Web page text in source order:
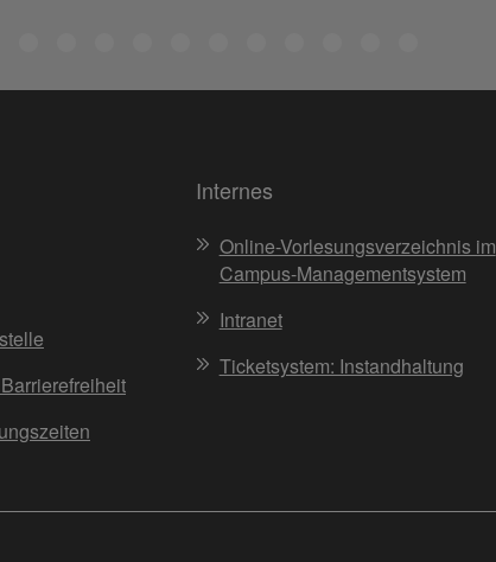
Internes
Online-Vorlesungsverzeichnis im
Campus-Managementsystem
Intranet
Ticketsystem: Instandhaltung